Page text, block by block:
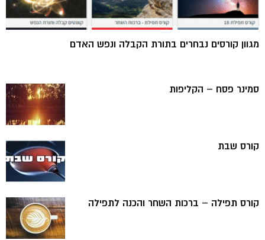
מגוון קורסים נבחרים בתורת הקבלה ונפש האדם
סמינר פסח – הקליפות
קורס שבת
קורס תפילה – ברכות השחר והכנה לתפילה